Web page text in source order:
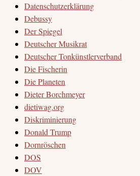
Datenschutzerklärung
Debussy
Der Spiegel
Deutscher Musikrat
Deutscher Tonkünstlerverband
Die Fischerin
Die Planeten
Dieter Borchmeyer
dietiwag.org
Diskriminierung
Donald Trump
Dornröschen
DOS
DOV